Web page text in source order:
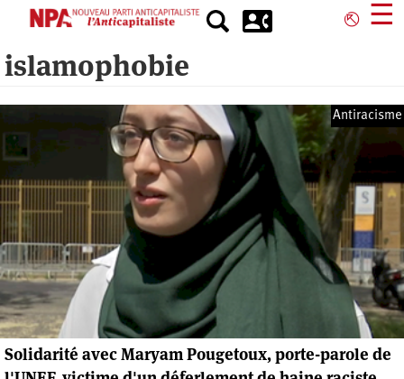
principal
⎋ ☰
islamophobie
Antiracisme
Solidarité avec Maryam Pougetoux, porte-parole de